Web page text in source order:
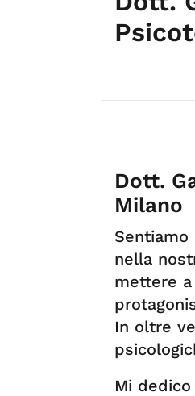
Dott.
Milano
nella
mettere
In oltre
Mi